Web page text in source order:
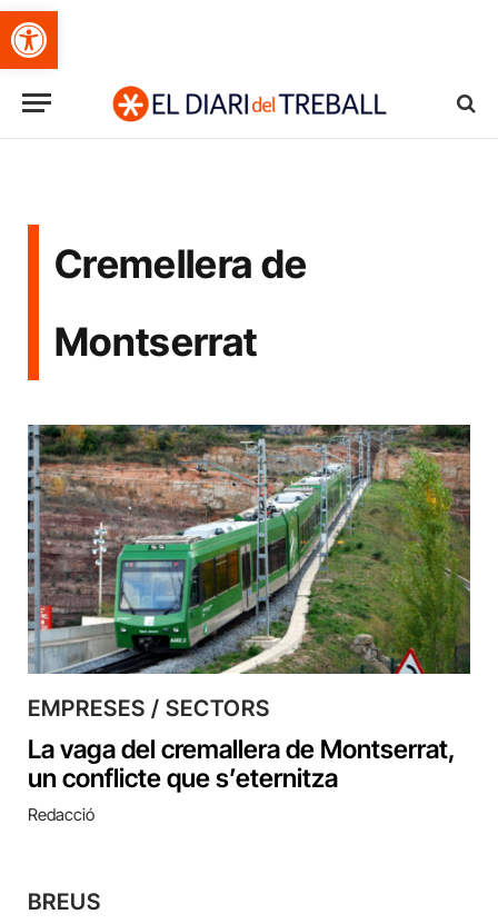
Obre la barra d'eines
Cremellera de
Montserrat
EMPRESES / SECTORS
La vaga del cremallera de Montserrat,
un conflicte que s’eternitza
Redacció
BREUS